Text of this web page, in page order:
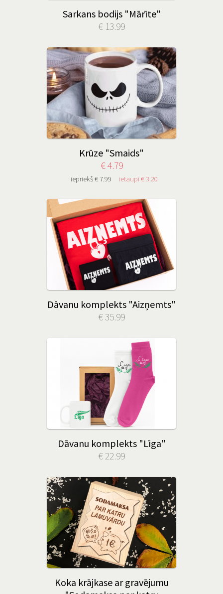
Sarkans bodijs "Mārīte"
€ 13.99
Krūze "Smaids"
€ 4.79
iepriekš € 7.99 ietaupi € 3.20
Dāvanu komplekts "Aizņemts"
€ 35.99
Dāvanu komplekts "Līga"
€ 22.99
Koka krājkase ar gravējumu